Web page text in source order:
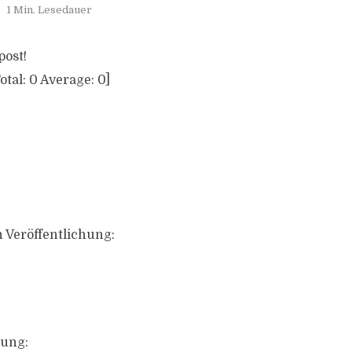
1 Min. Lesedauer
0 Average: 0
Veröffentlichung: